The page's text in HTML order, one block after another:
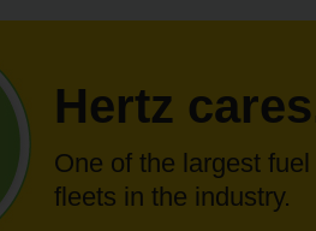
Hertz
One of the largest
fleets in the industry.